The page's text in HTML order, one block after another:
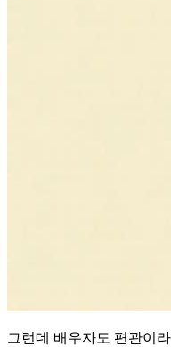
그런데 배우자도 편관이